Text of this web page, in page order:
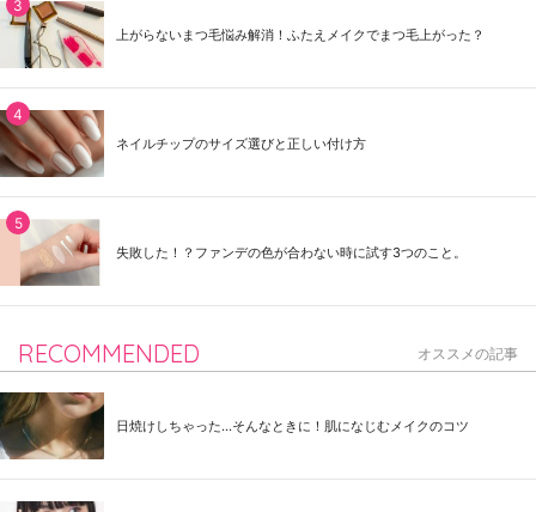
上がらないまつ毛悩み解消！ふたえメイクでまつ毛上がった？
ネイルチップのサイズ選びと正しい付け方
失敗した！？ファンデの色が合わない時に試す3つのこと。
RECOMMENDED オススメの記事
日焼けしちゃった...そんなときに！肌になじむメイクのコツ